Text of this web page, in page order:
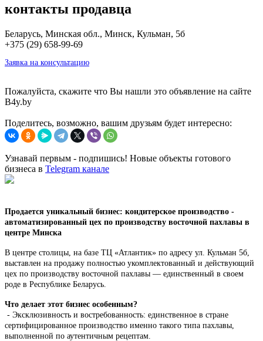
контакты продавца
Беларусь, Минская обл., Минск, Кульман, 5б
+375 (29) 658-99-69
Заявка на консультацию
Пожалуйста, скажите что Вы нашли это объявление на сайте
B4y.by
Поделитесь, возможно, вашим друзьям будет интересно:
Узнавай первым - подпишись! Новые объекты готового
бизнеса в Telegram канале
Продается уникальный бизнес: кондитерское производство -
автоматизированный цех по производству восточной пахлавы в
центре Минска
В центре столицы, на базе ТЦ «Атлантик» по адресу ул. Кульман 5б,
выставлен на продажу полностью укомплектованный и действующий
цех по производству восточной пахлавы — единственный в своем
роде в Республике Беларусь.
Что делает этот бизнес особенным?
- Эксклюзивность и востребованность: единственное в стране
сертифицированное производство именно такого типа пахлавы,
выполненной по аутентичным рецептам.